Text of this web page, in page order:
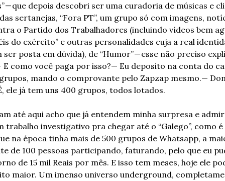
— que depois descobri ser uma curadoria de músicas e
sertanejas, “Fora PT”, um grupo só com imagens,
o Partido dos Trabalhadores (incluindo vídeos bem
do exército” e outras personalidades cuja a real
posta em dúvida), de “Humor” — esse não preciso
E como você paga por isso?— Eu deposito na conta do
mando o comprovante pelo Zapzap mesmo.—
ele já tem uns 400 grupos, todos lotados.
até aqui acho que já entendem minha surpresa e
trabalho investigativo pra chegar até o “Galego”, como
na época tinha mais de 500 grupos de Whatsapp, a
de 100 pessoas participando, faturando, pelo que eu
de 15 mil Reais por mês. E isso tem meses, hoje ele
maior. Um imenso universo underground,